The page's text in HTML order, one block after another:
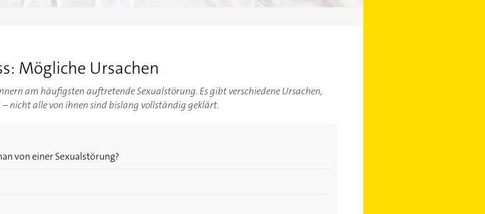
Mögliche Ursachen
am häufigsten auftretende Sexualstörung. Es gibt verschiedene Ursachen,
nicht alle von ihnen sind bislang vollständig geklärt.
von einer Sexualstörung?